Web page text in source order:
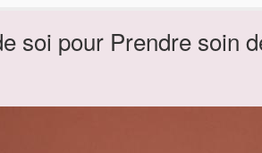
soi pour Prendre soin